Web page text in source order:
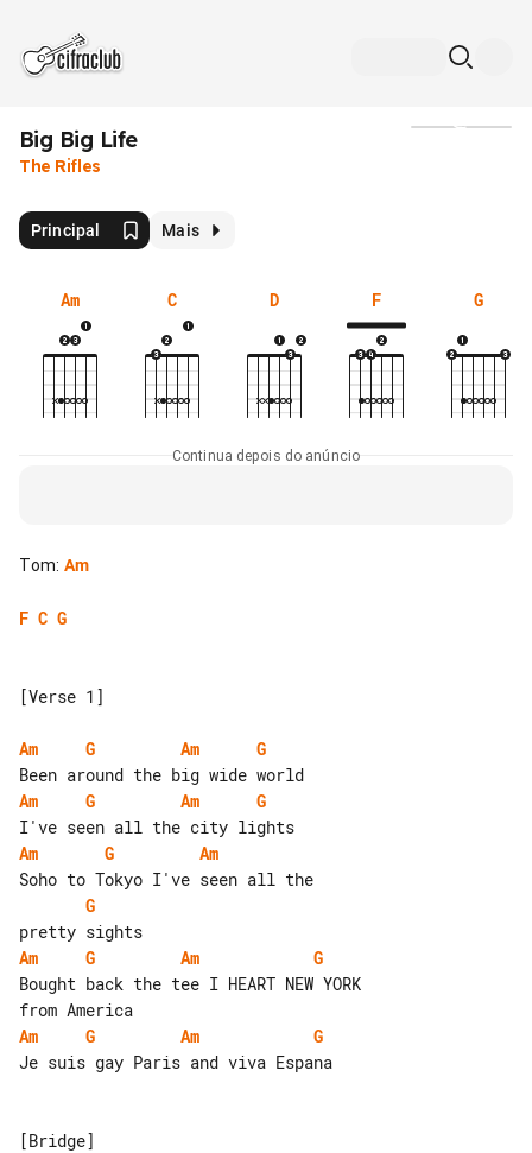
Big Big Life
The Rifles
Principal Mais
Am C D F G
Continua depois do anúncio
Tom: Am
F C G
[Verse 1]
Am G Am
G
Am
G Am
G
Am
G
Am
G
Am
G Am
G
Bought back the tee I HEART NEW YORK
Am
G Am
G
Je suis gay Paris and viva Espana
[Bridge]